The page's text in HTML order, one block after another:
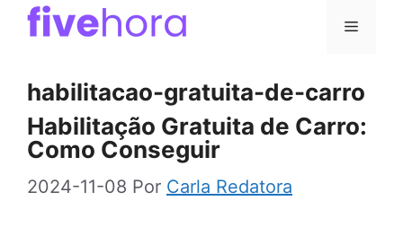
Pular
para
conteúdo
Menu
habilitacao-gratuita-de-carro
Habilitação Gratuita de Carro:
Como Conseguir
2024-11-08 Por Carla Redatora